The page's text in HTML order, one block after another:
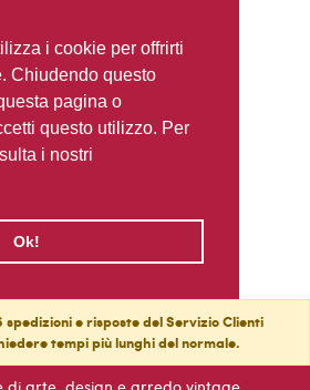
i cookie per offrirti
Chiudendo questo
pagina o
questo utilizzo. Per
i nostri
Ok!
e risposte del Servizio Clienti
tempi più lunghi del normale.